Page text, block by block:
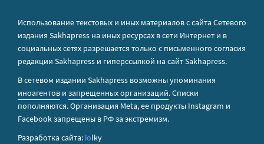
Использование текстовых и иных материалов с сайта Сетевого
издания Sakhapress на иных ресурсах в сети Интернет и в
социальных сетях разрешается только с письменного согласия
редакции Sakhapress и гиперссылкой на сайт Sakhapress.
В сетевом издании Sakhapress возможны упоминания
иноагентов и запрещенных организаций. Списки
пополняются. Организация Metа, ее продукты Instagram и
Facebook запрещены в РФ за экстремизм.
Разработка сайта: iolky